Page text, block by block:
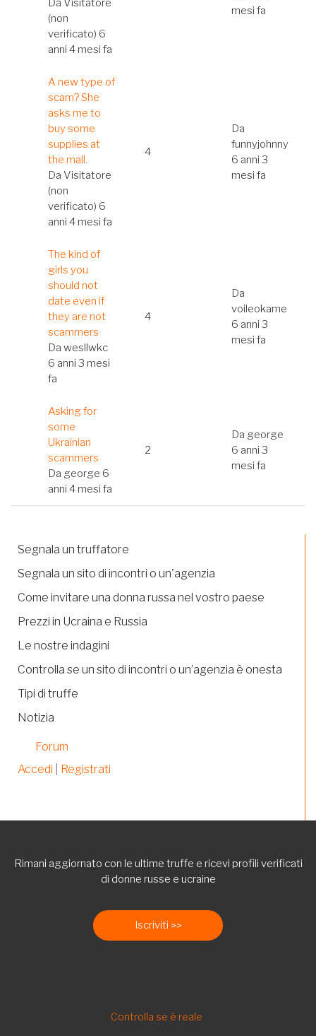
Da Visitatore
(non
verificato) 6
anni 4 mesi fa
mesi fa
Discussione
normale
A new type of
scam? She
asks me to
buy some
supplies at
the mall.
Da Visitatore
(non
verificato) 6
anni 4 mesi fa
4
Da
funnyjohnny
6 anni 3
mesi fa
Discussione
normale
The kind of
girls you
should not
date even if
they are not
scammers
Da wesllwkc
6 anni 3 mesi
fa
4
Da
voileokame
6 anni 3
mesi fa
Discussione
normale
Asking for
some
Ukrainian
scammers
Da george 6
anni 4 mesi fa
2
Da george
6 anni 3
mesi fa
Segnala un truffatore
Segnala un sito di incontri o un'agenzia
Come invitare una donna russa nel vostro paese
Prezzi in Ucraina e Russia
Le nostre indagini
Controlla se un sito di incontri o un’agenzia è onesta
Tipi di truffe
Notizia
Forum
Accedi
Registrati
Rimani aggiornato con le ultime truffe e ricevi profili verificati
di donne russe e ucraine
Iscriviti
Controlla se è reale